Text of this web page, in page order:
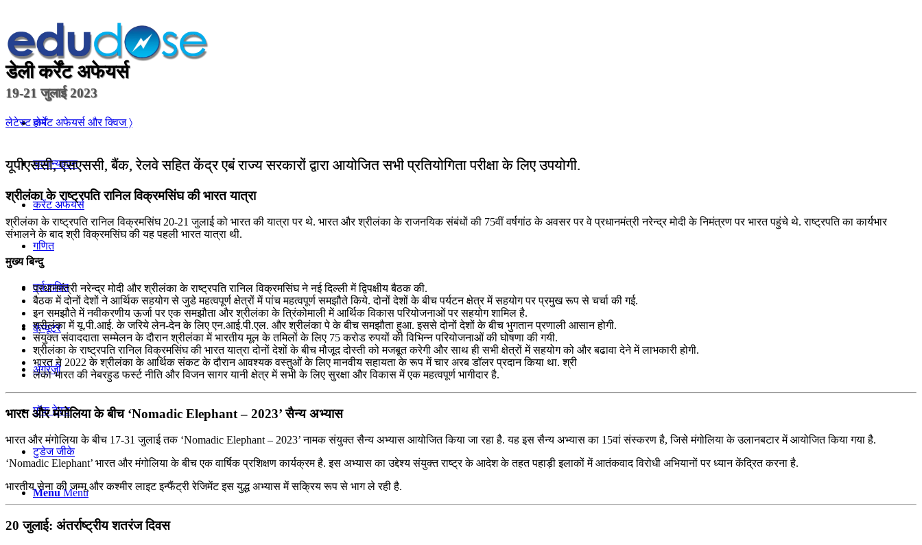
होम
सामान्यज्ञान
करेंट अफेयर्स
गणित
तर्कशक्ति
कंप्यूटर
अंग्रेजी
मॉक टेस्ट
टुडेज जीके
Menu Menu
डेली कर्रेंट अफेयर्स
19-21 जुलाई 2023
लेटेस्ट कर्रेंट अफेयर्स और क्विज 〉
यूपीएससी, एसएससी, बैंक, रेलवे सहित केंद्र एबं राज्य सरकारों द्वारा आयोजित सभी प्रतियोगिता परीक्षा के लिए उपयोगी.
श्रीलंका के राष्‍ट्रपति रानिल विक्रमसिंघ की भारत यात्रा
श्रीलंका के राष्‍ट्रपति रानिल विक्रमसिंघ 20-21 जुलाई को भारत की यात्रा पर थे. भारत और श्रीलंका के राजनयिक संबंधों की 75वीं वर्षगांठ के अवसर पर वे प्रधानमंत्री नरेन्‍द्र मोदी के निमंत्रण पर भारत पहुंचे थे. राष्‍ट्रपति का कार्यभार
संभालने के बाद श्री विक्रमसिंघ की यह पहली भारत यात्रा थी.
मुख्य बिन्दु
प्रधानमंत्री नरेन्‍द्र मोदी और श्रीलंका के राष्‍ट्रपति रानिल विक्रमसिंघ ने नई दिल्‍ली में द्विपक्षीय बैठक की.
बैठक में दोनों देशों ने आर्थिक सहयोग से जुडे महत्‍वपूर्ण क्षेत्रों में पांच महत्वपूर्ण समझौते किये. दोनों देशों के बीच पर्यटन क्षेत्र में सहयोग पर प्रमुख रूप से चर्चा की गई.
इन समझौते में नवीकरणीय ऊर्जा पर एक समझौता और श्रीलंका के त्रिंकोमाली में आर्थिक विकास परियोजनाओं पर सहयोग शामिल है.
श्रीलंका में यू.पी.आई. के जरिये लेन-देन के लिए एन.आई.पी.एल. और श्रीलंका पे के बीच समझौता हुआ. इससे दोनों देशों के बीच भुगतान प्रणाली आसान होगी.
संयुक्त संवाददाता सम्मेलन के दौरान श्रीलंका में भारतीय मूल के तमिलों के लिए 75 करोड रुपयों की विभिन्न परियोजनाओं की घोषणा की गयी.
श्रीलंका के राष्ट्रपति रानिल विक्रमसिंघ की भारत यात्रा दोनों देशों के बीच मौजूद दोस्‍ती को मजबूत करेगी और साथ ही सभी क्षेत्रों में सहयोग को और बढावा देने में लाभकारी होगी.
भारत ने 2022 के श्रीलंका के आर्थिक संकट के दौरान आवश्यक वस्‍तुओं के लिए मानवीय सहायता के रूप में चार अरब डॉलर प्रदान किया था. श्री
लंका भारत की नेबरहुड फर्स्‍ट नीति और विजन सागर यानी क्षेत्र में सभी के लिए सुरक्षा और विकास में एक महत्‍वपूर्ण भागीदार है.
भारत और मंगोलिया के बीच ‘Nomadic Elephant – 2023’ सैन्य अभ्यास
भारत और मंगोलिया के बीच 17-31 जुलाई तक ‘Nomadic Elephant – 2023’ नामक संयुक्त सैन्य अभ्यास आयोजित किया जा रहा है. यह इस सैन्य अभ्यास का 15वां संस्करण है, जिसे मंगोलिया के उलानबटार में आयोजित किया गया है.
‘Nomadic Elephant’ भारत और मंगोलिया के बीच एक वार्षिक प्रशिक्षण कार्यक्रम है. इस अभ्यास का उद्देश्य संयुक्त राष्ट्र के आदेश के तहत पहाड़ी इलाकों में आतंकवाद विरोधी अभियानों पर ध्यान केंद्रित करना है.
भारतीय सेना की जम्मू और कश्मीर लाइट इन्फैंट्री रेजिमेंट इस युद्ध अभ्यास में सक्रिय रूप से भाग ले रही है.
20 जुलाई: अंतर्राष्ट्रीय शतरंज दिवस